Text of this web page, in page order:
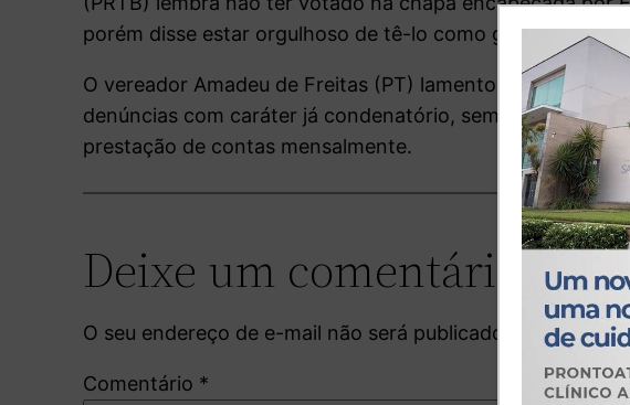
porém disse estar orgulhoso de tê-lo como gestor.
O vereador Amadeu de Freitas (PT) lamentou que
denúncias com caráter já condenatório, sem averiguação
prestação de contas mensalmente.
Deixe um comentário
O seu endereço de e-mail não será publicado. Campos
Comentário *